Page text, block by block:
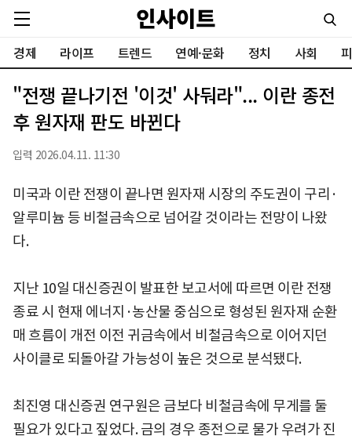
경제 라이프 트렌드 연예·문화 정치 사회
"전쟁 끝나기전 '이것' 사둬라"... 이란 종전
후 원자재 판도 바뀐다
입력 2026.04.11. 11:30
미국과 이란 전쟁이 끝나면 원자재 시장의 주도권이 구리·
알루미늄 등 비철금속으로 넘어갈 것이라는 전망이 나왔
다.
지난 10일 대신증권이 발표한 보고서에 따르면 이란 전쟁
종료 시 현재 에너지·농산물 중심으로 형성된 원자재 순환
매 흐름이 개전 이전 귀금속에서 비철금속으로 이어지던
사이클로 되돌아갈 가능성이 높은 것으로 분석됐다.
최진영 대신증권 연구원은 금보다 비철금속에 무게를 둘
필요가 있다고 짚었다. 금의 경우 종전으로 물가 우려가 진